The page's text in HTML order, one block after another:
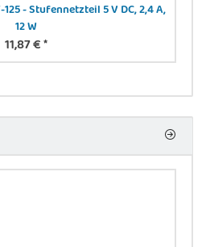
125 - Stufennetzteil 5 V DC, 2,4 A,
12 W
11,87 €*